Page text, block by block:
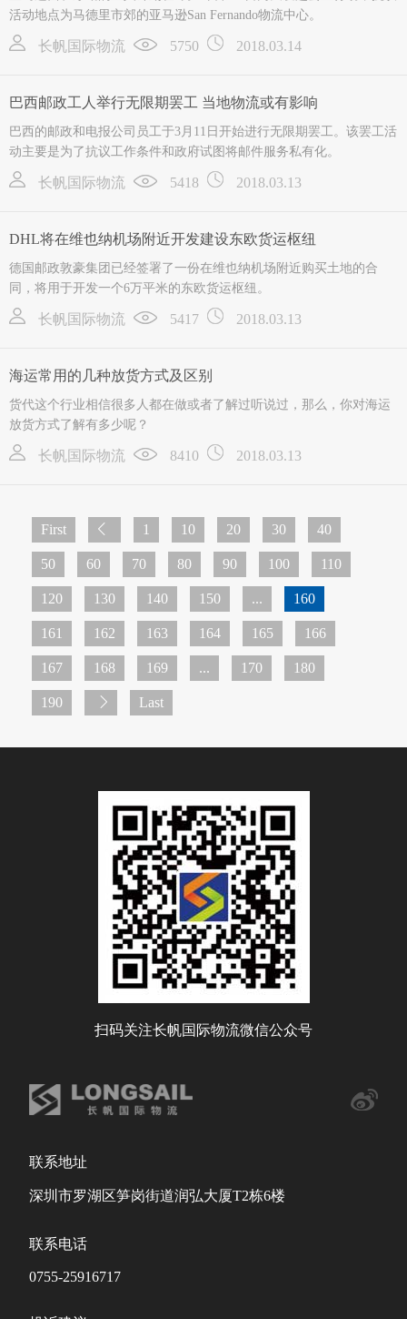
活动地点为马德里市郊的亚马逊San Fernando物流中心。
长帆国际物流 5750 2018.03.14
巴西邮政工人举行无限期罢工 当地物流或有影响
巴西的邮政和电报公司员工于3月11日开始进行无限期罢工。该罢工活
动主要是为了抗议工作条件和政府试图将邮件服务私有化。
长帆国际物流 5418 2018.03.13
DHL将在维也纳机场附近开发建设东欧货运枢纽
德国邮政敦豪集团已经签署了一份在维也纳机场附近购买土地的合
同，将用于开发一个6万平米的东欧货运枢纽。
长帆国际物流 5417 2018.03.13
海运常用的几种放货方式及区别
货代这个行业相信很多人都在做或者了解过听说过，那么，你对海运
放货方式了解有多少呢？
长帆国际物流 8410 2018.03.13
First 1 10 20 30 40
50 60 70 80 90 100 110
120 130 140 150 ... 160
161 162 163 164 165 166
167 168 169 ... 170 180
190 Last
扫码关注长帆国际物流微信公众号
联系地址
深圳市罗湖区笋岗街道润弘大厦T2栋6楼
联系电话
0755-25916717